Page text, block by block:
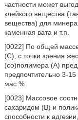
частности может
клейкого вещества
вещества) для
каменная вата и т.п.
[0022] По общей
(C), с точки зрения
(со)полимера (A)
предпочтительно 3-
мас.%.
[0023] Массовое
сахаридом (B) и
способности к